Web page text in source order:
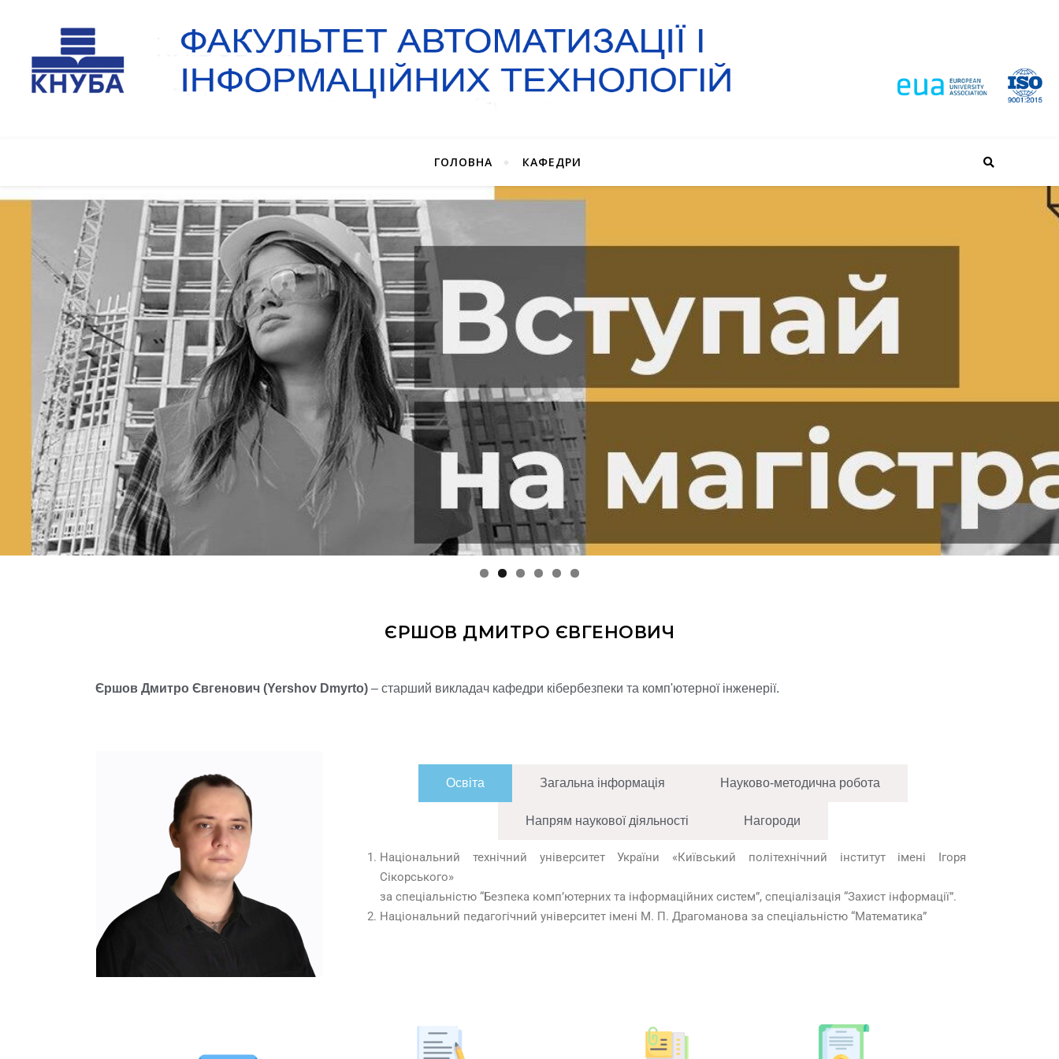
ГОЛОВНА КАФЕДРИ
ЄРШОВ ДМИТРО ЄВГЕНОВИЧ
Єршов Дмитро Євгенович (Yershov Dmyrto) – старший викладач кафедри кібербезпеки та комп'ютерної інженерії.
Освіта Загальна інформація Науково-методична робота
Напрям наукової діяльноcті Нагороди
Національний технічний університет України «Київський політехнічний інститут імені Ігоря
Сікорського»
за спеціальністю “Безпека комп’ютерних та інформаційних систем”, спеціалізація “Захист інформації”.
Національний педагогічний університет імені М. П. Драгоманова за спеціальністю “Математика”